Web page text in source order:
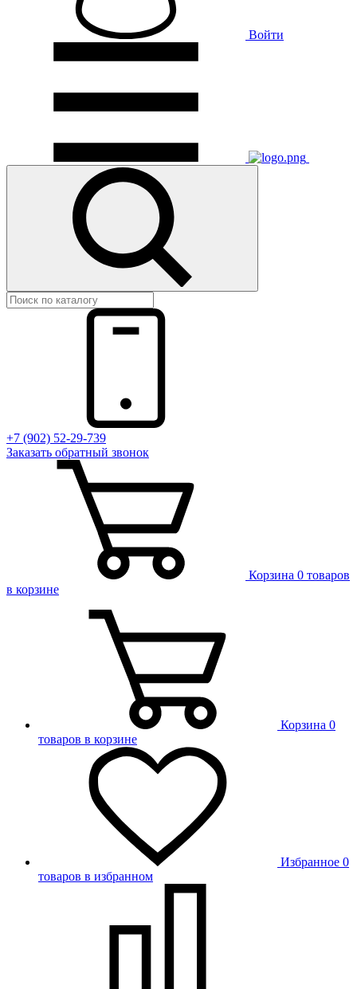
Войти
+7 (902) 52-29-739
Заказать обратный звонок
Корзина 0 товаров
в корзине
Корзина 0
товаров в корзине
Избранное 0
товаров в избранном